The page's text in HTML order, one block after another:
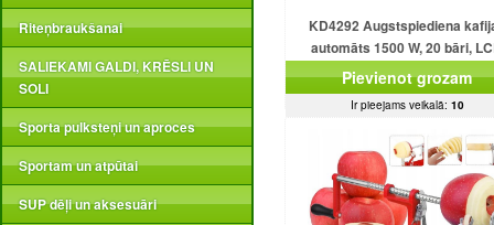
Riteņbraukšanai
SALIEKAMI GALDI, KRĒSLI UN
SOLI
Sporta pulksteņi un aproces
Sportam un atpūtai
SUP dēļi un aksesuāri
KD4292 Augstspiediena
automāts 1500 W, 20 bāri,
displejs
Pievienot grozam
Ir pieejams veikalā: 10